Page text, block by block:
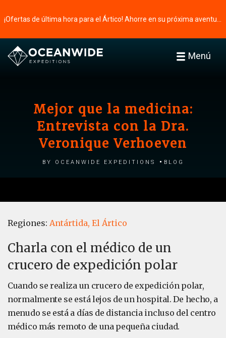
Menú
Mejor que la medicina:
Entrevista con la Dra.
Veronique Verhoeven
by Oceanwide Expeditions Blog
Regiones: Antártida, El Ártico
Charla con el médico de un
crucero de expedición polar
Cuando se realiza un crucero de expedición polar,
normalmente se está lejos de un hospital. De hecho, a
menudo se está a días de distancia incluso del centro
médico más remoto de una pequeña ciudad.